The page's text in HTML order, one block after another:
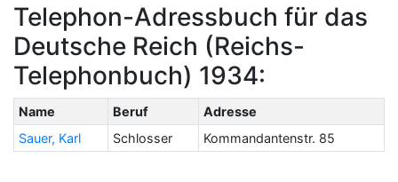
Telephon-Adressbuch für das
Deutsche Reich (Reichs-
Telephonbuch) 1934:
Name Beruf
Adresse
Sauer, Karl
Schlosser Kommandantenstr. 85